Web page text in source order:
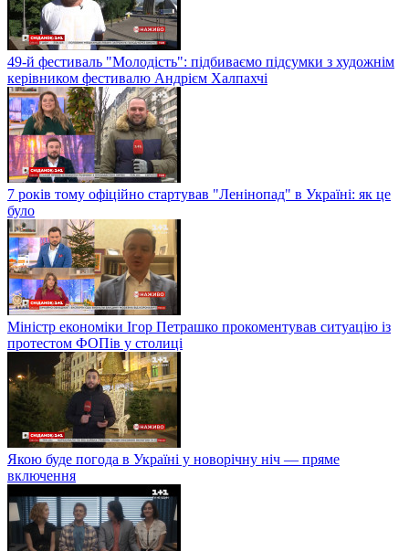
49-й фестиваль "Молодість": підбиваємо підсумки з художнім
керівником фестивалю Андрієм Халпахчі
7 років тому офіційно стартував "Ленінопад" в Україні: як це
було
Міністр економіки Ігор Петрашко прокоментував ситуацію із
протестом ФОПів у столиці
Якою буде погода в Україні у новорічну ніч — пряме
включення